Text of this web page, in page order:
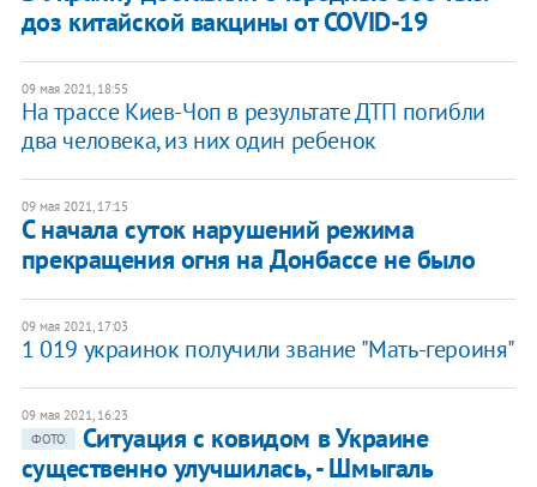
доз китайской вакцины от COVID-19
09 мая 2021, 18:55
На трассе Киев-Чоп в результате ДТП погибли
два человека, из них один ребенок
09 мая 2021, 17:15
С начала суток нарушений режима
прекращения огня на Донбассе не было
09 мая 2021, 17:03
1 019 украинок получили звание "Мать-героиня"
09 мая 2021, 16:23
ФОТО
Ситуация с ковидом в Украине
существенно улучшилась, - Шмыгаль